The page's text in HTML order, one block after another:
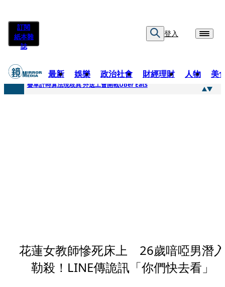
訂閱
紙本雜
誌
登入
最新 娛樂 政治社會 財經理財 人物 美
快訊
疊單計時算法現歧異 外送工會開戰Uber Eats
花蓮女教師慘死床上 26歲喑啞男潛
勒殺！LINE傳詭訊「你們快去看」